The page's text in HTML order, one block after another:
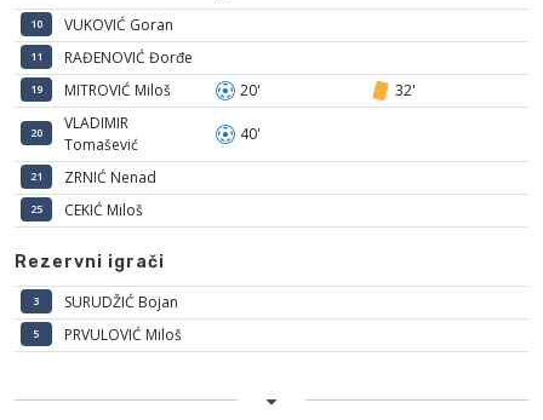
10 VUKOVIĆ Goran
11 RAĐENOVIĆ Đorđe
19 MITROVIĆ Miloš 20' 32'
20
VLADIMIR
Tomašević
40'
21 ZRNIĆ Nenad
25 CEKIĆ Miloš
Rezervni igrači
3 SURUDŽIĆ Bojan
5 PRVULOVIĆ Miloš